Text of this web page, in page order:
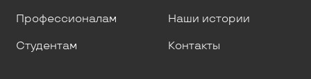
Профессионалам Наши истории
Студентам Контакты